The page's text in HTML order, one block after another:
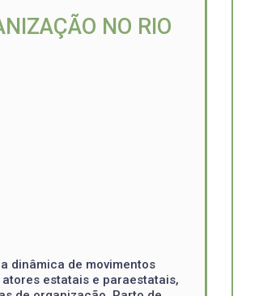
NO RIO
dinâmica de movimentos
estatais e paraestatais,